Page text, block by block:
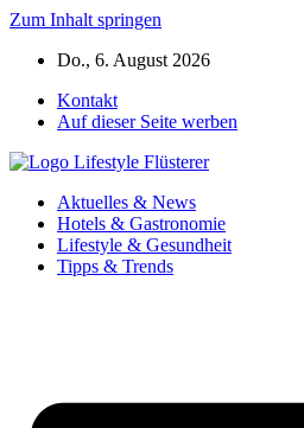
Zum Inhalt springen
Do., 6. August 2026
Kontakt
Auf dieser Seite werben
Aktuelles & News
Hotels & Gastronomie
Lifestyle & Gesundheit
Tipps & Trends